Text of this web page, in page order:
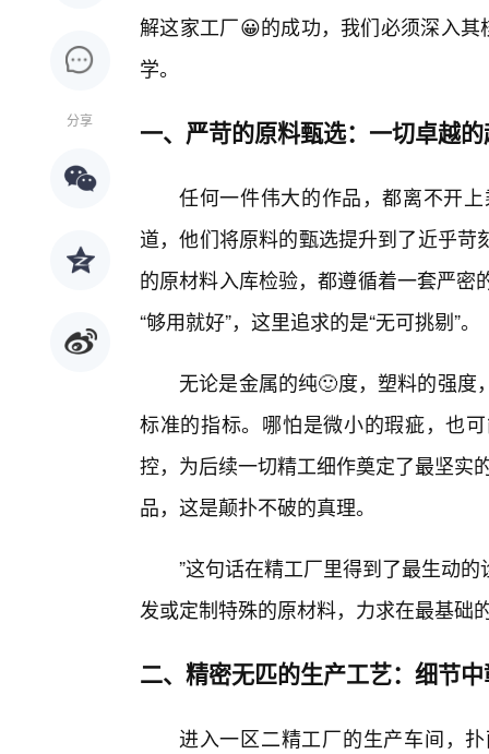
分享
解这家工厂😀的成功，我们必须深入
学。
一、严苛的原料甄选：一切卓越
任何一件伟大的作品，都离不开
道，他们将原料的甄选提升到了近乎
的原材料入库检验，都遵循着一套严
“够用就好”，这里追求的是“无可挑剔”。
无论是金属的纯🙂度，塑料的强
标准的指标。哪怕是微小的瑕疵，也
控，为后续一切精工细作奠定了最坚实
品，这是颠扑不破的真理。
”这句话在精工厂里得到了最生动
发或定制特殊的原材料，力求在最基础
二、精密无匹的生产工艺：细节
进入一区二精工厂的生产车间，